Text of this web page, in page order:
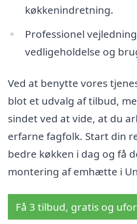
køkkenindretning.
Professionel
vedligeholdelse og
Ved at benytte vores
blot et udvalg af tilbud,
sindet ved at vide, at du
erfarne fagfolk. Start din
bedre køkken i dag og få
montering af emhætte i
Få 3 tilbud, gratis og